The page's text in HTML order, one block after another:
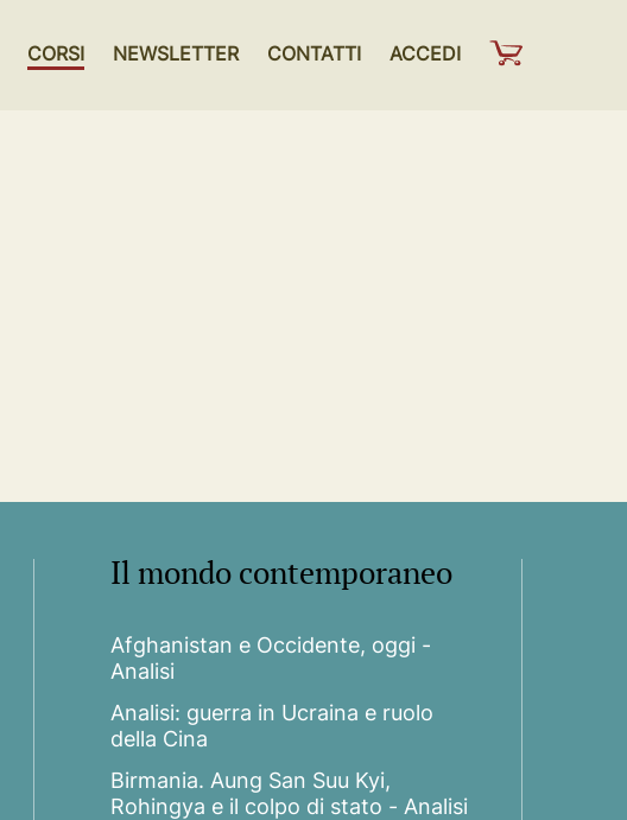
CORSI NEWSLETTER CONTATTI ACCEDI
Il mondo contemporaneo
Afghanistan e Occidente, oggi -
Analisi
Analisi: guerra in Ucraina e ruolo
della Cina
Birmania. Aung San Suu Kyi,
Rohingya e il colpo di stato - Analisi